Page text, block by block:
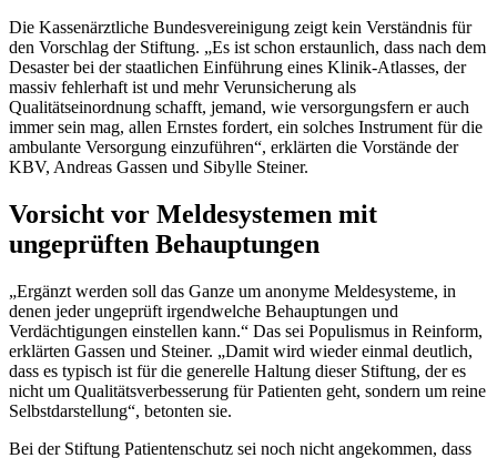
Die Kassenärztliche Bundesvereinigung zeigt kein Verständnis für
den Vorschlag der Stiftung. „Es ist schon erstaunlich, dass nach dem
Desaster bei der staatlichen Einführung eines Klinik-Atlasses, der
massiv fehlerhaft ist und mehr Verunsicherung als
Qualitätseinordnung schafft, jemand, wie versorgungsfern er auch
immer sein mag, allen Ernstes fordert, ein solches Instrument für die
ambulante Versorgung einzuführen“, erklärten die Vorstände der
KBV, Andreas Gassen und Sibylle Steiner.
Vorsicht vor Meldesystemen mit
ungeprüften Behauptungen
„Ergänzt werden soll das Ganze um anonyme Meldesysteme, in
denen jeder ungeprüft irgendwelche Behauptungen und
Verdächtigungen einstellen kann.“ Das sei Populismus in Reinform,
erklärten Gassen und Steiner. „Damit wird wieder einmal deutlich,
dass es typisch ist für die generelle Haltung dieser Stiftung, der es
nicht um Qualitätsverbesserung für Patienten geht, sondern um reine
Selbstdarstellung“, betonten sie.
Bei der Stiftung Patientenschutz sei noch nicht angekommen, dass